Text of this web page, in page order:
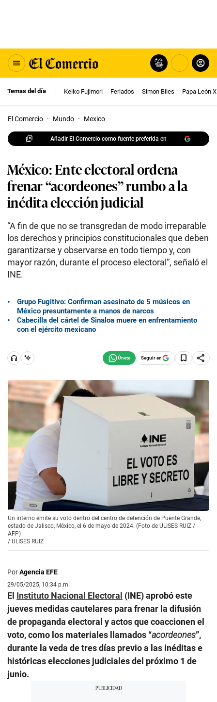
Temas del día Keiko Fujimori Feriados Simon Biles Papa León
El Comercio · Mundo · Mexico
Añadir El Comercio como fuente preferida en
México: Ente electoral ordena
frenar “acordeones” rumbo a la
inédita elección judicial
“A fin de que no se transgredan de modo irreparable
los derechos y principios constitucionales que deben
garantizarse y observarse en todo tiempo y, con
mayor razón, durante el proceso electoral”, señaló el
INE.
Grupo Fugitivo: Confirman asesinato de 5 músicos en
México presuntamente a manos de narcos
Cabecilla del cártel de Sinaloa muere en enfrentamiento
con el ejército mexicano
Seguir en
Un interno emite su voto dentro del centro de detención de Puente Grande,
estado de Jalisco, México, el 6 de mayo de 2024. (Foto de ULISES RUIZ /
AFP)
/ ULISES RUIZ
PorAgencia EFE
29/05/2025, 10:34 p.m.
El Instituto Nacional Electoral (INE) aprobó este
jueves medidas cautelares para frenar la difusión
de propaganda electoral y actos que coaccionen el
voto, como los materiales llamados “acordeones”,
durante la veda de tres días previo a las inéditas e
históricas elecciones judiciales del próximo 1 de
junio.